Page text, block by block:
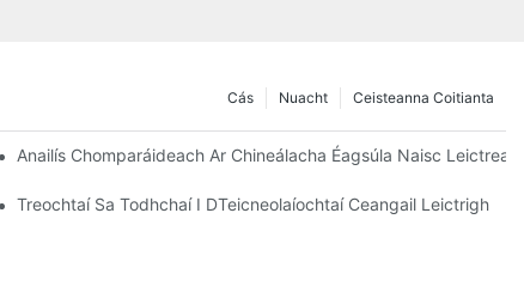
Ceisteanna Coitianta
Nuacht
Cás
Anailís Chomparáideach Ar Chineálacha Éagsúla Naisc
Treochtaí Sa Todhchaí I DTeicneolaíochtaí Ceangail Leictrigh